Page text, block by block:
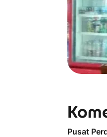
Pusat